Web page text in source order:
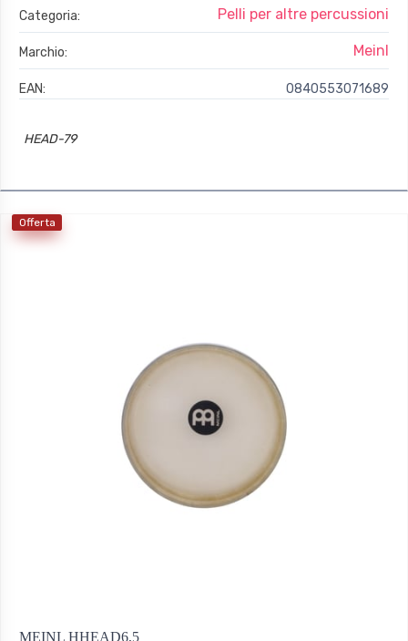
Categoria: Pelli per altre percussioni
Marchio: Meinl
EAN: 0840553071689
HEAD-79
Offerta
MEINL HHEAD6,5